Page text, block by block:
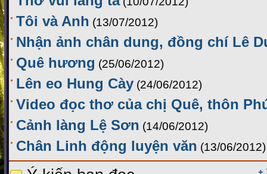
Tôi và Anh (13/07/2012)
Nhận ảnh chân dung, đồng chí Lê
Quê hương (25/06/2012)
Lên eo Hung Cày (24/06/2012)
Video đọc thơ của chị Quê, thôn
Cảnh làng Lệ Sơn (14/06/2012)
Chân Linh động luyện văn (13/06/2012)